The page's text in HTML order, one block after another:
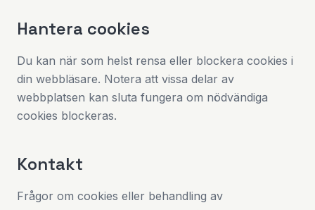
Hantera cookies
Du kan när som helst rensa eller blockera cookies i
din webbläsare. Notera att vissa delar av
webbplatsen kan sluta fungera om nödvändiga
cookies blockeras.
Kontakt
Frågor om cookies eller behandling av